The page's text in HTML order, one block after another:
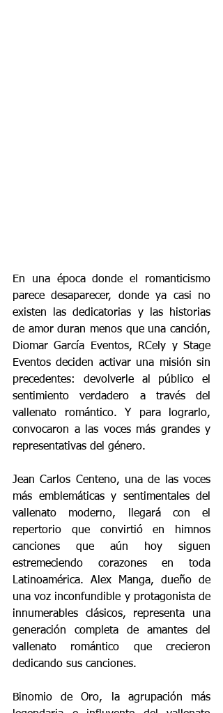
En una época donde el romanticismo
parece desaparecer, donde ya casi no
existen las dedicatorias y las historias
de amor duran menos que una canción,
Diomar García Eventos, RCely y Stage
Eventos deciden activar una misión sin
precedentes: devolverle al público el
sentimiento verdadero a través del
vallenato romántico. Y para lograrlo,
convocaron a las voces más grandes y
representativas del género.
Jean Carlos Centeno, una de las voces
más emblemáticas y sentimentales del
vallenato moderno, llegará con el
repertorio que convirtió en himnos
canciones que aún hoy siguen
estremeciendo corazones en toda
Latinoamérica. Alex Manga, dueño de
una voz inconfundible y protagonista de
innumerables clásicos, representa una
generación completa de amantes del
vallenato romántico que crecieron
dedicando sus canciones.
Binomio de Oro, la agrupación más